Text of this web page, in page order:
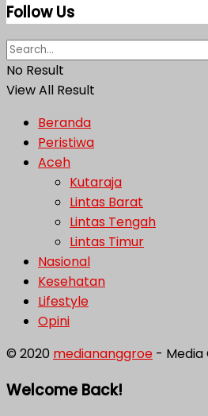
Follow Us
No Result
View All Result
Beranda
Peristiwa
Aceh
Kutaraja
Lintas Barat
Lintas Tengah
Lintas Timur
Nasional
Kesehatan
Lifestyle
Opini
© 2020 mediananggroe - Media
Welcome Back!